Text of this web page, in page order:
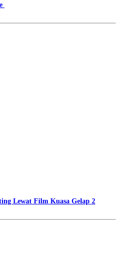
Lewat Film Kuasa Gelap 2